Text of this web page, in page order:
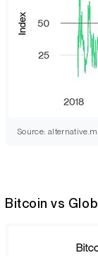
Source:
Bitcoin vs